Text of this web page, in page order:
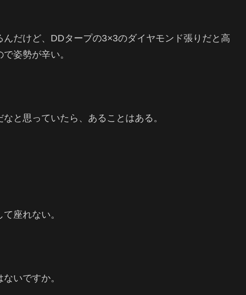
だけど、DDタープの3×3のダイヤモンド張りだと高
姿勢が辛い。
と思っていたら、あることはある。
座れない。
いですか。